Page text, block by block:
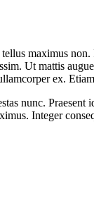
maximus
Ut mattis
ex.
nunc.
Integer